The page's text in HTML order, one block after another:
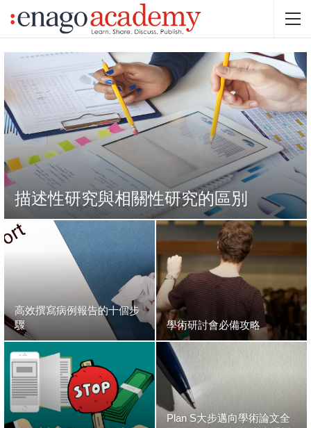
描述性研究與相關性研究的區別
高效撰寫病例報告的十個步
驟
學術研討會必備攻略
Plan S大步邁向學術論文全